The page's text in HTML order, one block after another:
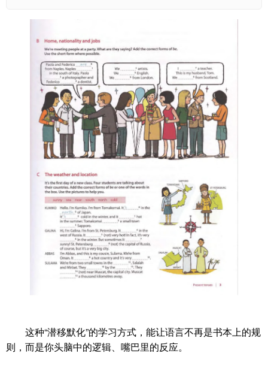
这种“潜移默化”的学习方式，能让语言不再是书本上的规
则，而是你头脑中的逻辑、嘴巴里的反应。